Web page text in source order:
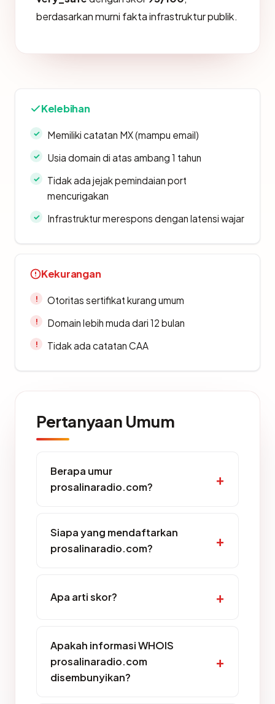
berdasarkan murni fakta infrastruktur publik.
Kelebihan
Memiliki catatan MX (mampu email)
Usia domain di atas ambang 1 tahun
Tidak ada jejak pemindaian port
mencurigakan
Infrastruktur merespons dengan latensi wajar
Kekurangan
Otoritas sertifikat kurang umum
Domain lebih muda dari 12 bulan
Tidak ada catatan CAA
Pertanyaan Umum
Berapa umur
prosalinaradio.com?
Siapa yang mendaftarkan
prosalinaradio.com?
Apa arti skor?
Apakah informasi WHOIS
prosalinaradio.com
disembunyikan?